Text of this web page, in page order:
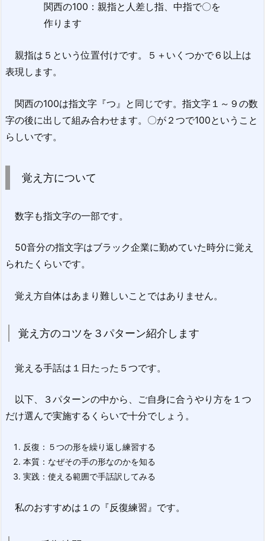
関西の100：親指と人差し指、中指で〇を
作ります
親指は５という位置付けです。５＋いくつかで６以上は
表現します。
関西の100は指文字『つ』と同じです。指文字１～９の数
字の後に出して組み合わせます。〇が２つで100ということ
らしいです。
覚え方について
数字も指文字の一部です。
50音分の指文字はブラック企業に勤めていた時分に覚え
られたくらいです。
覚え方自体はあまり難しいことではありません。
覚え方のコツを３パターン紹介します
覚える手話は１日たった５つです。
以下、３パターンの中から、ご自身に合うやり方を１つ
だけ選んで実施するくらいで十分でしょう。
反復：５つの形を繰り返し練習する
本質：なぜその手の形なのかを知る
実践：使える範囲で手話訳してみる
私のおすすめは１の『反復練習』です。